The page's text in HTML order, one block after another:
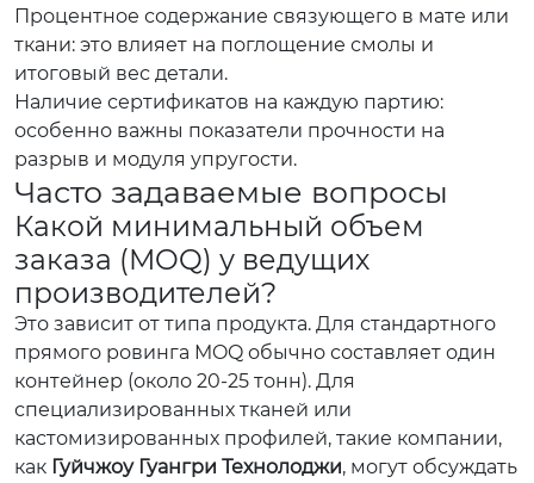
Процентное содержание связующего в мате или
ткани: это влияет на поглощение смолы и
итоговый вес детали.
Наличие сертификатов на каждую партию:
особенно важны показатели прочности на
разрыв и модуля упругости.
Часто задаваемые вопросы
Какой минимальный объем
заказа (MOQ) у ведущих
производителей?
Это зависит от типа продукта. Для стандартного
прямого ровинга MOQ обычно составляет один
контейнер (около 20-25 тонн). Для
специализированных тканей или
кастомизированных профилей, такие компании,
как Гуйчжоу Гуангри Технолоджи, могут обсуждать